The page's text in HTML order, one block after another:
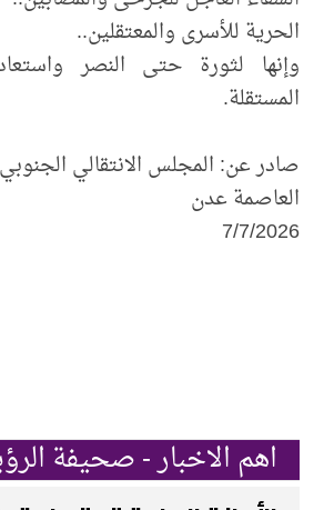
الحرية للأسرى والمعتقلين..
وإنها لثورة حتى النصر
المستقلة.
​صادر عن: المجلس الانتقالي
العاصمة عدن
7/7/2026
اهم الاخبار - صحيفة